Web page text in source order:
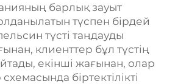
барлық зауыт
түспен бірдей
түсті таңдауды
клиенттер бұл түстің
екінші жағынан, олар
біртектілікті